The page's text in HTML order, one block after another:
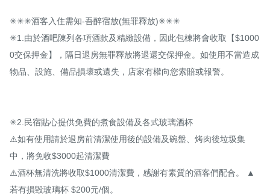
✳✳✳酒客入住需知-吾醉宿放(無罪釋放)✳✳✳
✳1.由於酒​​​​​吧陳列各項酒款及精緻設備，因此包棟將會收取【$1000
0交保押金】，隔日退房無罪釋放將退還交保押金。如使用不當造成
物品、設施、備品損壞或遺失，店家有權向您索賠或報警。
✳2.民宿貼心提供免費的煮食設備及各式玻璃酒杯
⚠️如有使用請於退房前清潔使用後的設備及碗盤、烤肉後垃圾集
中，將免收$3000起清潔費
⚠️酒杯無清洗將收取$1000清潔費，感謝有素質的酒客們配合。 ▲
若有損毀玻璃杯 $200元/個。